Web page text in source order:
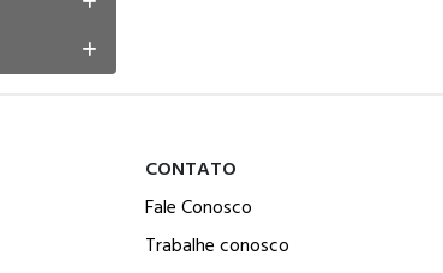
CONTATO
Fale Conosco
Trabalhe conosco